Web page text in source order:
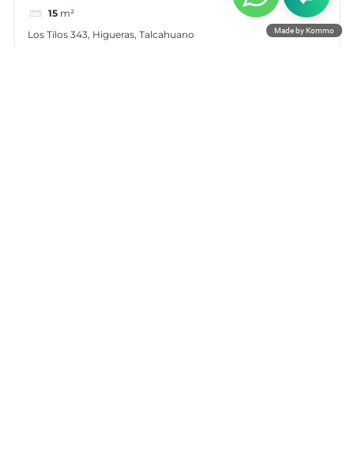
15 m²
Los Tilos 343, Higueras, Talcahuano
Made by Kommo